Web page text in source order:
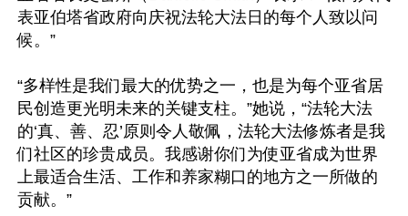
表亚伯塔省政府向庆祝法轮大法日的每个人致以问
候。”
“多样性是我们最大的优势之一，也是为每个亚省居
民创造更光明未来的关键支柱。”她说，“法轮大法
的‘真、善、忍’原则令人敬佩，法轮大法修炼者是我
们社区的珍贵成员。我感谢你们为使亚省成为世界
上最适合生活、工作和养家糊口的地方之一所做的
贡献。”